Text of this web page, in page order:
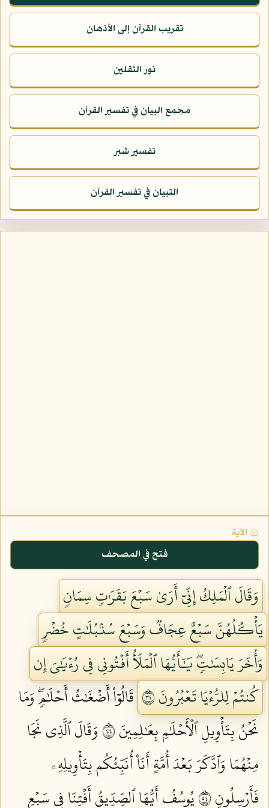
تقريب القرآن إلى الأذهان
نور الثقلين
مجمع البيان في تفسير القرآن
تفسير شبر
التبيان في تفسير القرآن
۞ الآية
فتح في المصحف
وَقَالَ ٱلۡمَلِكُ إِنِّيٓ أَرَىٰ سَبۡعَ بَقَرَٰتٖ سِمَانٖ
يَأۡكُلُهُنَّ سَبۡعٌ عِجَافٞ وَسَبۡعَ سُنۢبُلَٰتٍ خُضۡرٖ
وَأُخَرَ يَابِسَٰتٖۖ يَٰٓأَيُّهَا ٱلۡمَلَأُ أَفۡتُونِي فِي رُءۡيَٰيَ إِن
كُنتُمۡ لِلرُّءۡيَا تَعۡبُرُونَ ٤٣
قَالُوٓاْ أَضۡغَٰثُ أَحۡلَٰمٖۖ وَمَا
نَحۡنُ بِتَأۡوِيلِ ٱلۡأَحۡلَٰمِ بِعَٰلِمِينَ ٤٤
وَقَالَ ٱلَّذِي نَجَا
مِنۡهُمَا وَٱدَّكَرَ بَعۡدَ أُمَّةٍ أَنَا۠ أُنَبِّئُكُم بِتَأۡوِيلِهِۦ
فَأَرۡسِلُونِ ٤٥
يُوسُفُ أَيُّهَا ٱلصِّدِّيقُ أَفۡتِنَا فِي سَبۡعِ